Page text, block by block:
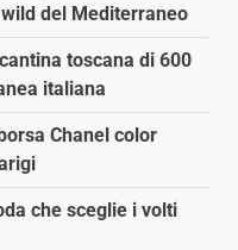
del Mediterraneo
toscana di 600
italiana
Chanel color
che sceglie i volti